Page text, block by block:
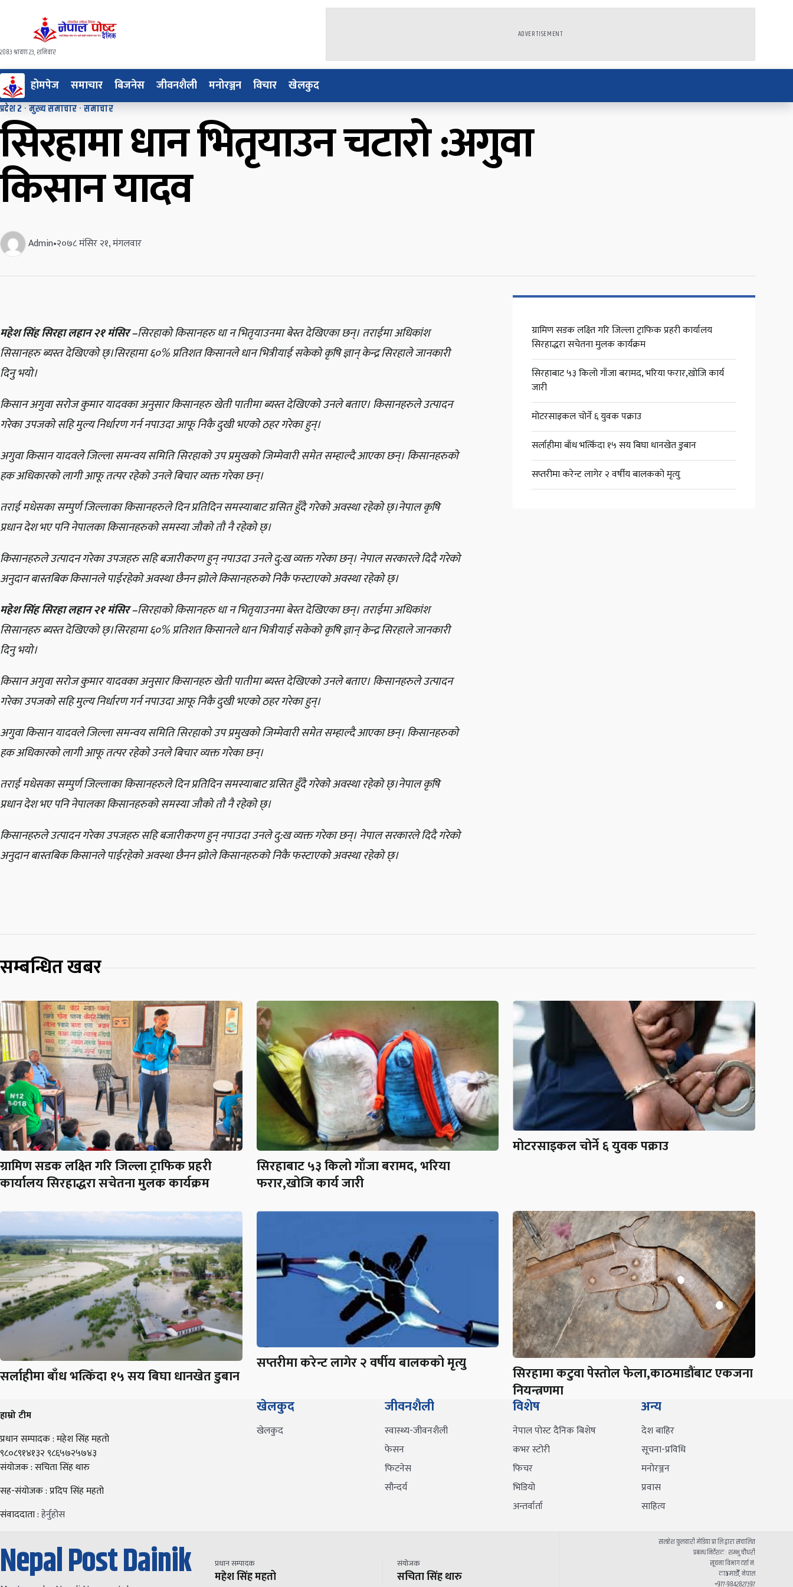
२०८३ श्रावण २३, शनिवार
ADVERTISEMENT
होमपेज समाचार बिजनेस जीवनशैली मनोरञ्जन विचार खेलकुद
प्रदेश २·मुख्य समाचार·समाचार
सिरहामा धान भितृयाउन चटारो :अगुवा
किसान यादव
Admin•२०७८ मंसिर २१, मंगलवार
महेश सिंह सिरहा लहान २१ मंसिर –सिरहाको किसानहरु धा न भितृयाउनमा बेस्त देखिएका छन्। तराईमा अधिकांश
सिसानहरु ब्यस्त देखिएको छ्।सिरहामा ६०% प्रतिशत किसानले धान भित्रीयाई सकेको कृषि ज्ञान् केन्द्र सिरहाले जानकारी
दिनु भयो।
किसान अगुवा सरोज कुमार यादवका अनुसार किसानहरु खेती पातीमा ब्यस्त देखिएको उनले बताए। किसानहरुले उत्पादन
गरेका उपजको सहि मुल्य निर्धारण गर्न नपाउदा आफू निकै दुखी भएको ठहर गरेका हुन्।
अगुवा किसान यादवले जिल्ला समन्वय समिति सिरहाको उप प्रमुखको जिम्मेवारी समेत सम्हाल्दै आएका छन्। किसानहरुको
हक अधिकारको लागी आफू तत्पर रहेको उनले बिचार व्यक्त गरेका छन्।
तराई मधेसका सम्पुर्ण जिल्लाका किसानहरुले दिन प्रतिदिन समस्याबाट ग्रसित हुँदै गरेको अवस्था रहेको छ्।नेपाल कृषि
प्रधान देश भए पनि नेपालका किसानहरुको समस्या जौको तौ नै रहेको छ्।
किसानहरुले उत्पादन गरेका उपजहरु सहि बजारीकरण हुन् नपाउदा उनले दु:ख व्यक्त गरेका छन्। नेपाल सरकारले दिदै गरेको
अनुदान बास्तबिक किसानले पाईरहेको अवस्था छैनन झोले किसानहरुको निकै फस्टाएको अवस्था रहेको छ्।
महेश सिंह सिरहा लहान २१ मंसिर –सिरहाको किसानहरु धा न भितृयाउनमा बेस्त देखिएका छन्। तराईमा अधिकांश
सिसानहरु ब्यस्त देखिएको छ्।सिरहामा ६०% प्रतिशत किसानले धान भित्रीयाई सकेको कृषि ज्ञान् केन्द्र सिरहाले जानकारी
दिनु भयो।
किसान अगुवा सरोज कुमार यादवका अनुसार किसानहरु खेती पातीमा ब्यस्त देखिएको उनले बताए। किसानहरुले उत्पादन
गरेका उपजको सहि मुल्य निर्धारण गर्न नपाउदा आफू निकै दुखी भएको ठहर गरेका हुन्।
अगुवा किसान यादवले जिल्ला समन्वय समिति सिरहाको उप प्रमुखको जिम्मेवारी समेत सम्हाल्दै आएका छन्। किसानहरुको
हक अधिकारको लागी आफू तत्पर रहेको उनले बिचार व्यक्त गरेका छन्।
तराई मधेसका सम्पुर्ण जिल्लाका किसानहरुले दिन प्रतिदिन समस्याबाट ग्रसित हुँदै गरेको अवस्था रहेको छ्।नेपाल कृषि
प्रधान देश भए पनि नेपालका किसानहरुको समस्या जौको तौ नै रहेको छ्।
किसानहरुले उत्पादन गरेका उपजहरु सहि बजारीकरण हुन् नपाउदा उनले दु:ख व्यक्त गरेका छन्। नेपाल सरकारले दिदै गरेको
अनुदान बास्तबिक किसानले पाईरहेको अवस्था छैनन झोले किसानहरुको निकै फस्टाएको अवस्था रहेको छ्।
ग्रामिण सडक लक्ष्ति गरि जिल्ला ट्राफिक प्रहरी कार्यालय
सिरहाद्धरा सचेतना मुलक कार्यक्रम
सिरहाबाट ५३ किलो गाँजा बरामद, भरिया फरार,खोजि कार्य
जारी
मोटरसाइकल चोर्ने ६ युवक पक्राउ
सर्लाहीमा बाँध भत्किँदा १५ सय बिघा धानखेत डुबान
सप्तरीमा करेन्ट लागेर २ वर्षीय बालकको मृत्यु
सम्बन्धित खबर
ग्रामिण सडक लक्ष्ति गरि जिल्ला ट्राफिक प्रहरी
कार्यालय सिरहाद्धरा सचेतना मुलक कार्यक्रम
सिरहाबाट ५३ किलो गाँजा बरामद, भरिया
फरार,खोजि कार्य जारी
मोटरसाइकल चोर्ने ६ युवक पक्राउ
सर्लाहीमा बाँध भत्किँदा १५ सय बिघा धानखेत डुबान
सप्तरीमा करेन्ट लागेर २ वर्षीय बालकको मृत्यु सिरहामा कटुवा पेस्तोल फेला,काठमाडौंबाट एकजना
नियन्त्रणमा
हाम्रो टीम
प्रधान सम्पादक : महेश सिंह महतो
९८०८९१४१३२ ९८६५७२५७४३
संयोजक : सचिता सिंह थारु
सह-संयोजक : प्रदिप सिंह महतो
संवाददाता :हेर्नुहोस
खेलकुद
खेलकुद
जीवनशैली
स्वास्थ्य-जीवनशैली
फेसन
फिटनेस
सौन्दर्य
विशेष
नेपाल पोस्ट दैनिक बिशेष
कभर स्टोरी
फिचर
भिडियो
अन्तर्वार्ता
अन्य
देश बाहिर
सूचना-प्रविधि
मनोरञ्जन
प्रवास
साहित्य
Nepal Post Dainik प्रधान सम्पादक
महेश सिंह महतो
संयोजक
सचिता सिंह थारु
सलहेश फुलवारी मेडिया प्रा लि द्वारा संचालित
प्रबन्ध निर्देशक : शम्भु चौधरी
सूचना विभाग दर्ता नं:
काठमाडौँ, नेपाल
+९७७-९८४२८२७३९७